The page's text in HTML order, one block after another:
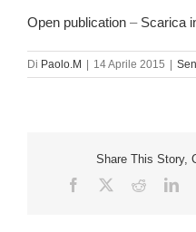
Open publication – Scarica
Di Paolo.M 14 Aprile 2015
Share This Story,
Facebook Reddit